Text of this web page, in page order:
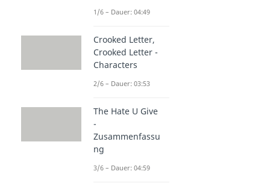
1/6 – Dauer: 04:49
Crooked Letter,
Crooked Letter -
Characters
2/6 – Dauer: 03:53
The Hate U Give
-
Zusammenfassu
ng
3/6 – Dauer: 04:59